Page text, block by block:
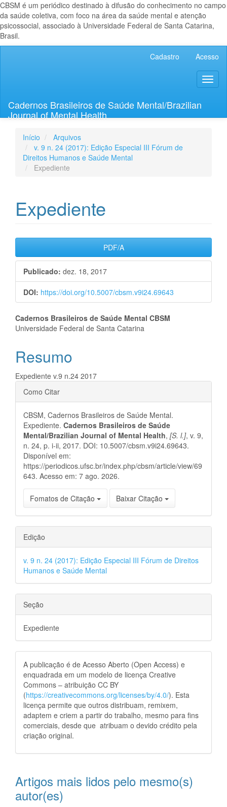
CBSM é um periódico destinado à difusão do conhecimento no campo
da saúde coletiva, com foco na área da saúde mental e atenção
psicossocial, associado à Universidade Federal de Santa Catarina,
Brasil.
Lateral
Cadastro Acesso
Cadernos Brasileiros de Saúde Mental/Brazilian
Journal of Mental Health
Início
Arquivos
v. 9 n. 24 (2017): Edição Especial III Fórum de
Direitos Humanos e Saúde Mental
Expediente
Expediente
Barra
lateral
de
artigos
PDF/A
Publicado: dez. 18, 2017
DOI: https://doi.org/10.5007/cbsm.v9i24.69643
Conteúdo
artigo
principal
Cadernos Brasileiros de Saúde Mental CBSM
Universidade Federal de Santa Catarina
Resumo
Expediente v.9 n.24 2017
Detalhes
do
artigo
Como Citar
CBSM, Cadernos Brasileiros de Saúde Mental.
Expediente. Cadernos Brasileiros de Saúde
Mental/Brazilian Journal of Mental Health, [S. l.], v. 9,
n. 24, p. i-ii, 2017. DOI: 10.5007/cbsm.v9i24.69643.
Disponível em:
https://periodicos.ufsc.br/index.php/cbsm/article/view/69
643. Acesso em: 7 ago. 2026.
Fomatos de Citação Baixar Citação
Edição
v. 9 n. 24 (2017): Edição Especial III Fórum de Direitos
Humanos e Saúde Mental
Seção
Expediente
A publicação é de Acesso Aberto (Open Access) e
enquadrada em um modelo de licença Creative
Commons – atribuição CC BY
(https://creativecommons.org/licenses/by/4.0/). Esta
licença permite que outros distribuam, remixem,
adaptem e criem a partir do trabalho, mesmo para fins
comerciais, desde que atribuam o devido crédito pela
criação original.
Artigos mais lidos pelo mesmo(s)
autor(es)